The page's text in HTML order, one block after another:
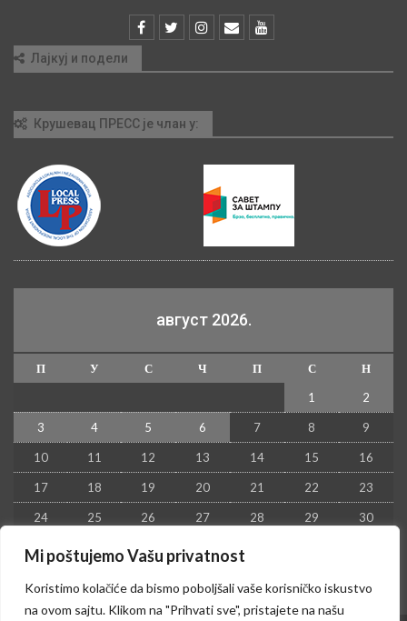
Mi poštujemo Vašu privatnost
Koristimo kolačiće da bismo poboljšali vaše korisničko iskustvo
na ovom sajtu. Klikom na "Prihvati sve", pristajete na našu
Лајкуј и подели
Крушевац ПРЕСС је члан у:
август 2026.
П У С Ч П С
Н
1
2
3 4 5 6 7 8 9
10 11 12 13 14 15 16
17 18 19 20 21 22 23
24 25 26 27 28 29 30
31